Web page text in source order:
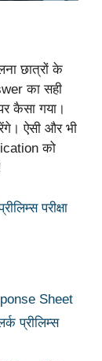
छात्रों के
का सही
कैसा गया।
ऐसी और भी
को
परीक्षा
Sheet
प्रीलिम्स